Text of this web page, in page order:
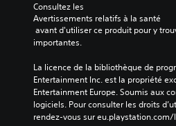
Consultez les
Avertissements relatifs à la santé
importantes.
La licence de la bibliothèque de
Entertainment Inc. est la propriété
Entertainment Europe. Soumis aux
logiciels. Pour consulter les droits
rendez-vous sur